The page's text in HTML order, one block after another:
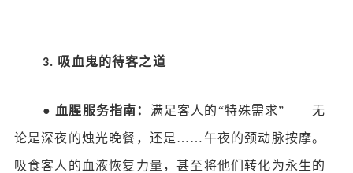
3. 吸血鬼的待客之道
● 血腥服务指南： 满足客人的“特殊需求”——无
论是深夜的烛光晚餐，还是……午夜的颈动脉按摩。
吸食客人的血液恢复力量，甚至将他们转化为永生的